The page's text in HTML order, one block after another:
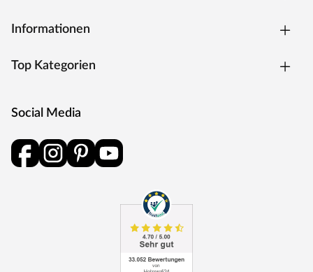
Informationen
Top Kategorien
Social Media